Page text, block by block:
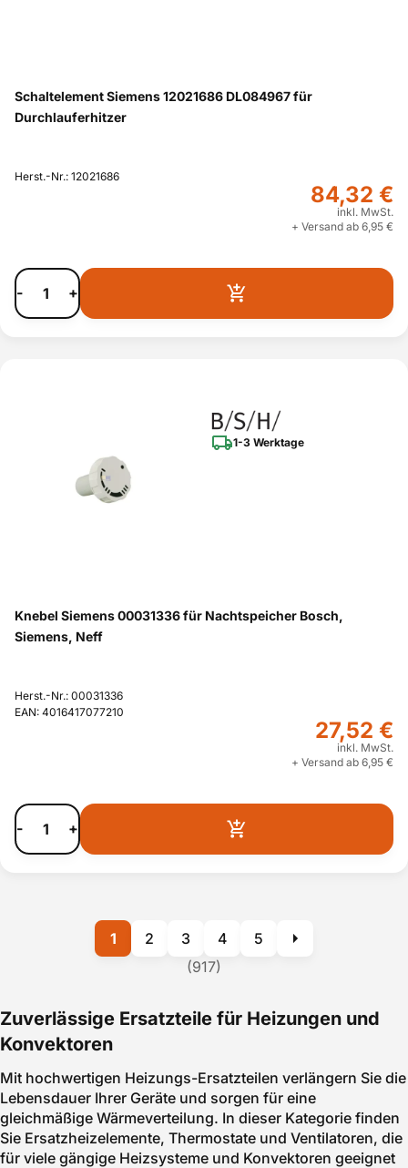
Schaltelement Siemens 12021686 DL084967 für
Durchlauferhitzer
Herst.-Nr.: 12021686
84,32 €
inkl. MwSt.
+ Versand ab 6,95 €
- +
1-3 Werktage
Knebel Siemens 00031336 für Nachtspeicher Bosch,
Siemens, Neff
Herst.-Nr.: 00031336
EAN: 4016417077210
27,52 €
inkl. MwSt.
+ Versand ab 6,95 €
- +
(917)
1 2 3 4 5
Zuverlässige Ersatzteile für Heizungen und
Konvektoren
Mit hochwertigen Heizungs-Ersatzteilen verlängern Sie die
Lebensdauer Ihrer Geräte und sorgen für eine
gleichmäßige Wärmeverteilung. In dieser Kategorie finden
Sie Ersatzheizelemente, Thermostate und Ventilatoren, die
für viele gängige Heizsysteme und Konvektoren geeignet